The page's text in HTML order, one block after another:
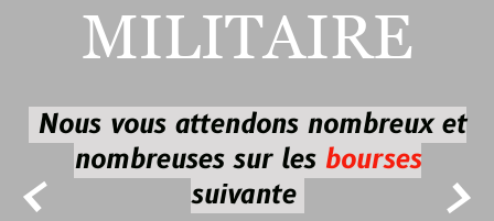
 
MILITAIRE
Nous vous attendons nombreux et
nombreuses sur les bourses
suivante